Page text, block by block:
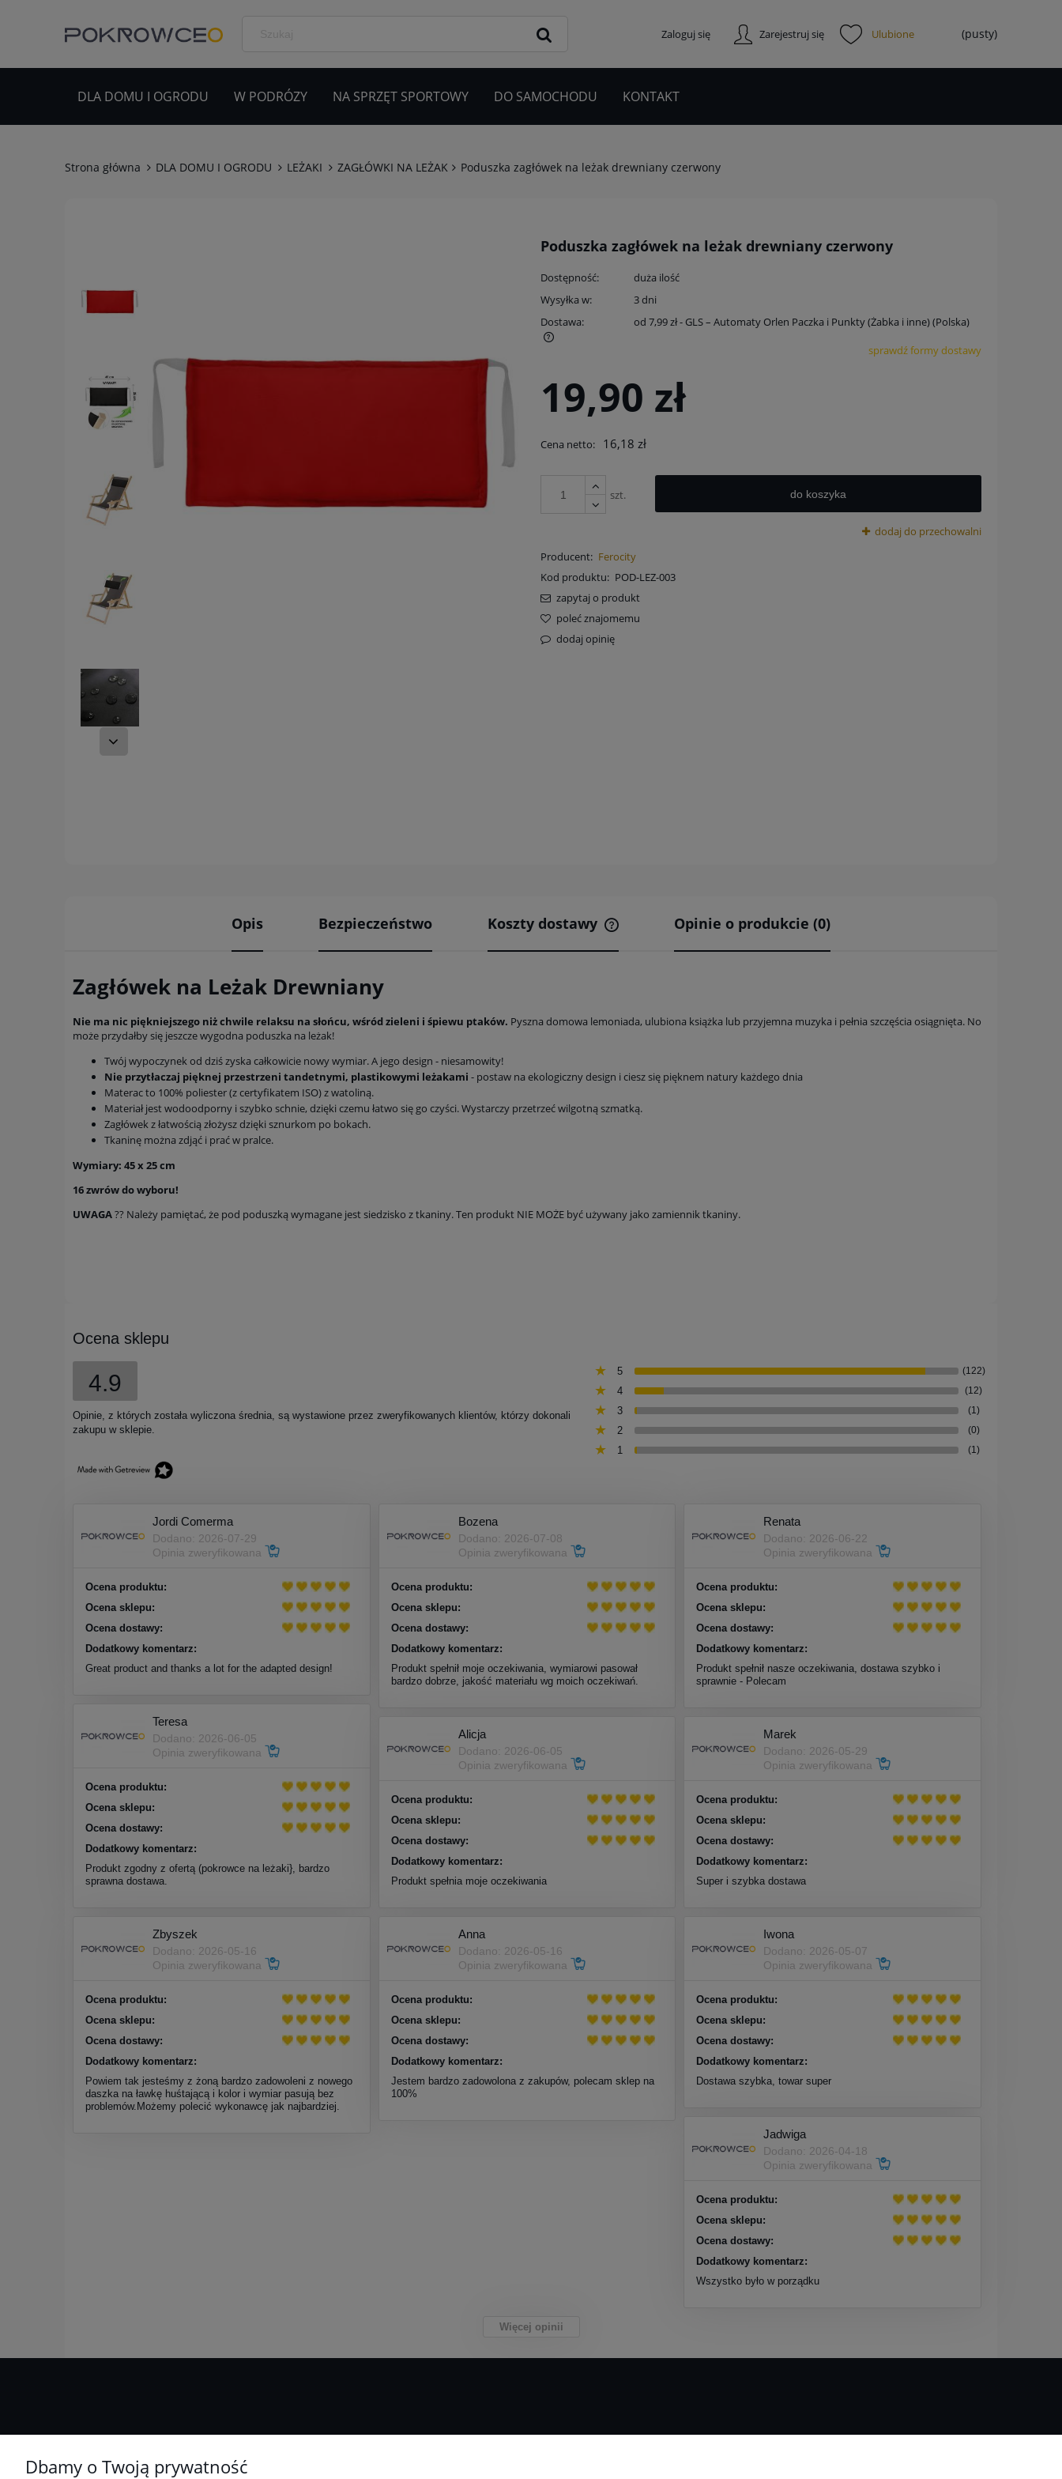
Zarejestruj się
Zaloguj się (pusty)
DLA DOMU I OGRODU W PODRÓZY NA SPRZĘT SPORTOWY DO SAMOCHODU KONTAKT
Strona główna DLA DOMU I OGRODU LEŻAKI ZAGŁÓWKI NA LEŻAK Poduszka zagłówek na leżak drewniany czerwony
Poduszka zagłówek na leżak drewniany czerwony
Dostępność:
duża ilość
Wysyłka w:
3 dni
Dostawa:
od 7,99 zł- GLS – Automaty Orlen Paczka i Punkty (Żabka i inne)(Polska)
Cena nie zawiera ewentualnych kosztów
sprawdź formy dostawy
19,90 zł
Cena netto: 16,18 zł
szt. do koszyka
dodaj do przechowalni
Producent: Ferocity
Kod produktu: POD-LEZ-003
zapytaj o produkt
poleć znajomemu
dodaj opinię
Opis Bezpieczeństwo Koszty dostawy Opinie o produkcie (0)
Zagłówek na Leżak Drewniany
Nie ma nic piękniejszego niż chwile relaksu na słońcu, wśród zieleni i śpiewu ptaków. Pyszna domowa lemoniada, ulubiona książka lub przyjemna muzyka i pełnia szczęścia osiągnięta. No
może przydałby się jeszcze wygodna poduszka na leżak!
Twój wypoczynek od dziś zyska całkowicie nowy wymiar. A jego design - niesamowity!
Nie przytłaczaj pięknej przestrzeni tandetnymi, plastikowymi leżakami - postaw na ekologiczny design i ciesz się pięknem natury każdego dnia
Materac to 100% poliester (z certyfikatem ISO) z watoliną.
Materiał jest wodoodporny i szybko schnie, dzięki czemu łatwo się go czyści. Wystarczy przetrzeć wilgotną szmatką.
Zagłówek z łatwością złożysz dzięki sznurkom po bokach.
Tkaninę można zdjąć i prać w pralce.
Wymiary: 45 x 25 cm
16 zwrów do wyboru!
UWAGA?? Należy pamiętać, że pod poduszką wymagane jest siedzisko z tkaniny. Ten produkt NIE MOŻE być używany jako zamiennik tkaniny.
Ocena sklepu
4.9
Opinie, z których została wyliczona średnia, są wystawione przez zweryfikowanych klientów, którzy dokonali
zakupu w sklepie.
5 (122)
4 (12)
3 (1)
2 (0)
1 (1)
Jordi Comerma
Dodano: 2026-07-29
Opinia zweryfikowana
Ocena produktu:
Ocena sklepu:
Ocena dostawy:
Dodatkowy komentarz:
Great product and thanks a lot for the adapted design!
Bozena
Dodano: 2026-07-08
Opinia zweryfikowana
Ocena produktu:
Ocena sklepu:
Ocena dostawy:
Dodatkowy komentarz:
Produkt spełnił moje oczekiwania, wymiarowi pasował
bardzo dobrze, jakość materiału wg moich oczekiwań.
Renata
Dodano: 2026-06-22
Opinia zweryfikowana
Ocena produktu:
Ocena sklepu:
Ocena dostawy:
Dodatkowy komentarz:
Produkt spełnił nasze oczekiwania, dostawa szybko i
sprawnie - Polecam
Teresa
Dodano: 2026-06-05
Opinia zweryfikowana
Ocena produktu:
Ocena sklepu:
Ocena dostawy:
Dodatkowy komentarz:
Produkt zgodny z ofertą (pokrowce na leżaki}, bardzo
sprawna dostawa.
Alicja
Dodano: 2026-06-05
Opinia zweryfikowana
Ocena produktu:
Ocena sklepu:
Ocena dostawy:
Dodatkowy komentarz:
Produkt spełnia moje oczekiwania
Marek
Dodano: 2026-05-29
Opinia zweryfikowana
Ocena produktu:
Ocena sklepu:
Ocena dostawy:
Dodatkowy komentarz:
Super i szybka dostawa
Zbyszek
Dodano: 2026-05-16
Opinia zweryfikowana
Ocena produktu:
Ocena sklepu:
Ocena dostawy:
Dodatkowy komentarz:
Powiem tak jesteśmy z żoną bardzo zadowoleni z nowego
daszka na ławkę huśtającą i kolor i wymiar pasują bez
problemów.Możemy polecić wykonawcę jak najbardziej.
Anna
Dodano: 2026-05-16
Opinia zweryfikowana
Ocena produktu:
Ocena sklepu:
Ocena dostawy:
Dodatkowy komentarz:
Jestem bardzo zadowolona z zakupów, polecam sklep na
100%
Iwona
Dodano: 2026-05-07
Opinia zweryfikowana
Ocena produktu:
Ocena sklepu:
Ocena dostawy:
Dodatkowy komentarz:
Dostawa szybka, towar super
Jadwiga
Dodano: 2026-04-18
Opinia zweryfikowana
Ocena produktu:
Ocena sklepu:
Ocena dostawy:
Dodatkowy komentarz:
Wszystko było w porządku
Więcej opinii
wszystkich przedmiotów
Dbamy o Twoją prywatność